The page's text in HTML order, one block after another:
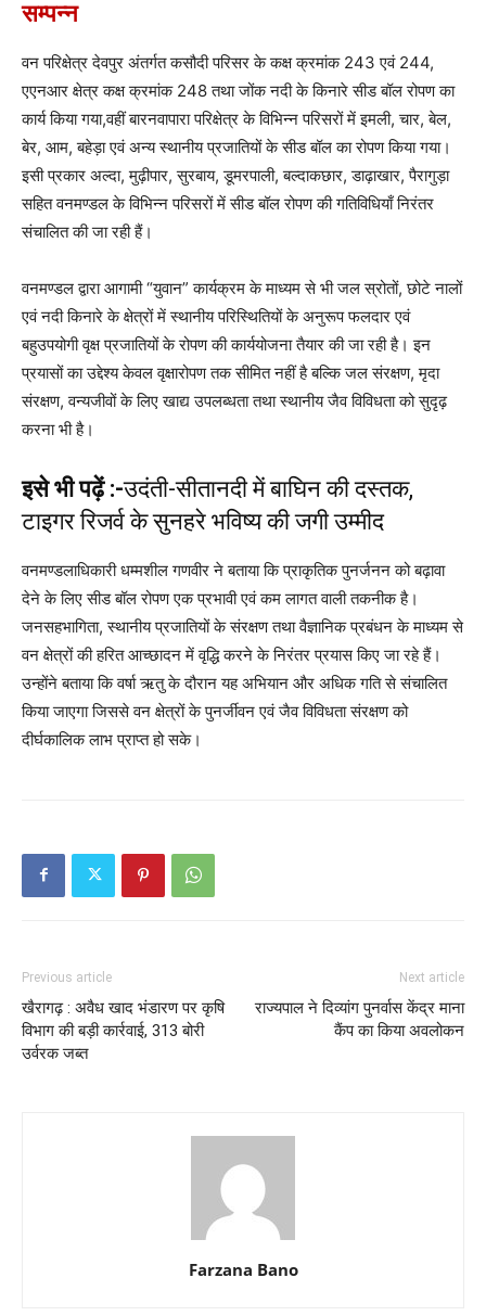
सम्पन्न
वन परिक्षेत्र देवपुर अंतर्गत कसौदी परिसर के कक्ष क्रमांक 243 एवं 244,
एएनआर क्षेत्र कक्ष क्रमांक 248 तथा जोंक नदी के किनारे सीड बॉल रोपण का
कार्य किया गया,वहीं बारनवापारा परिक्षेत्र के विभिन्न परिसरों में इमली, चार, बेल,
बेर, आम, बहेड़ा एवं अन्य स्थानीय प्रजातियों के सीड बॉल का रोपण किया गया।
इसी प्रकार अल्दा, मुढ़ीपार, सुरबाय, डूमरपाली, बल्दाकछार, डाढ़ाखार, पैरागुड़ा
सहित वनमण्डल के विभिन्न परिसरों में सीड बॉल रोपण की गतिविधियाँ निरंतर
संचालित की जा रही हैं।
वनमण्डल द्वारा आगामी “युवान” कार्यक्रम के माध्यम से भी जल स्रोतों, छोटे नालों
एवं नदी किनारे के क्षेत्रों में स्थानीय परिस्थितियों के अनुरूप फलदार एवं
बहुउपयोगी वृक्ष प्रजातियों के रोपण की कार्ययोजना तैयार की जा रही है। इन
प्रयासों का उद्देश्य केवल वृक्षारोपण तक सीमित नहीं है बल्कि जल संरक्षण, मृदा
संरक्षण, वन्यजीवों के लिए खाद्य उपलब्धता तथा स्थानीय जैव विविधता को सुदृढ़
करना भी है।
इसे भी पढ़ें :-उदंती-सीतानदी में बाघिन की दस्तक,
टाइगर रिजर्व के सुनहरे भविष्य की जगी उम्मीद
वनमण्डलाधिकारी धम्मशील गणवीर ने बताया कि प्राकृतिक पुनर्जनन को बढ़ावा
देने के लिए सीड बॉल रोपण एक प्रभावी एवं कम लागत वाली तकनीक है।
जनसहभागिता, स्थानीय प्रजातियों के संरक्षण तथा वैज्ञानिक प्रबंधन के माध्यम से
वन क्षेत्रों की हरित आच्छादन में वृद्धि करने के निरंतर प्रयास किए जा रहे हैं।
उन्होंने बताया कि वर्षा ऋतु के दौरान यह अभियान और अधिक गति से संचालित
किया जाएगा जिससे वन क्षेत्रों के पुनर्जीवन एवं जैव विविधता संरक्षण को
दीर्घकालिक लाभ प्राप्त हो सके।
Previous article
खैरागढ़ : अवैध खाद भंडारण पर कृषि
विभाग की बड़ी कार्रवाई, 313 बोरी
उर्वरक जब्त
Next article
राज्यपाल ने दिव्यांग पुनर्वास केंद्र माना
कैंप का किया अवलोकन
Farzana Bano